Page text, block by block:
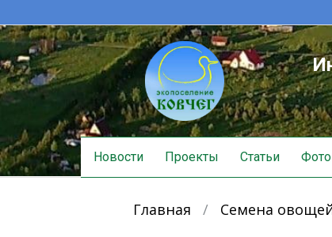
Skip
to
content
Новости Проекты Статьи
Главная / Семена